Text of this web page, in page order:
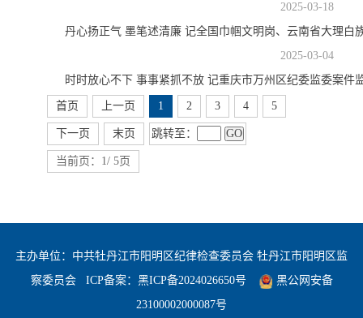
2025-03-18
丹心扬正气 墨笔述清廉 记全国巾帼文明岗、云南省大理白
2025-03-04
时时放心不下 事事紧抓不放 记重庆市万州区纪委监委案件
首页 上一页 1 2 3 4 5
下一页 末页 跳转至： GO
当前页：1/ 5页
主办单位：中共牡丹江市阳明区纪律检查委员会 牡丹江市阳明区监
察委员会ICP备案： 黑ICP备2024026650号
黑公网安备
23100002000087号